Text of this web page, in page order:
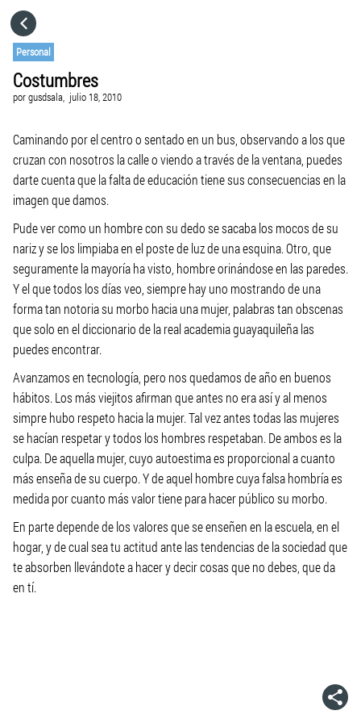
Personal
Costumbres
porgusdsala, julio 18, 2010
Caminando por el centro o sentado en un bus, observando a los que
cruzan con nosotros la calle o viendo a través de la ventana, puedes
darte cuenta que la falta de educación tiene sus consecuencias en la
imagen que damos.
Pude ver como un hombre con su dedo se sacaba los mocos de su
nariz y se los limpiaba en el poste de luz de una esquina. Otro, que
seguramente la mayoría ha visto, hombre orinándose en las paredes.
Y el que todos los días veo, siempre hay uno mostrando de una
forma tan notoria su morbo hacia una mujer, palabras tan obscenas
que solo en el diccionario de la real academia guayaquileña las
puedes encontrar.
Avanzamos en tecnología, pero nos quedamos de año en buenos
hábitos. Los más viejitos afirman que antes no era así y al menos
simpre hubo respeto hacia la mujer. Tal vez antes todas las mujeres
se hacían respetar y todos los hombres respetaban. De ambos es la
culpa. De aquella mujer, cuyo autoestima es proporcional a cuanto
más enseña de su cuerpo. Y de aquel hombre cuya falsa hombría es
medida por cuanto más valor tiene para hacer público su morbo.
En parte depende de los valores que se enseñen en la escuela, en el
hogar, y de cual sea tu actitud ante las tendencias de la sociedad que
te absorben llevándote a hacer y decir cosas que no debes, que da
en tí.
VISITA EL SITIO WEB